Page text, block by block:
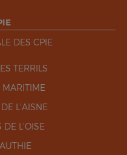
DES CPIE
TERRILS
MARITIME
L'AISNE
DE L'OISE